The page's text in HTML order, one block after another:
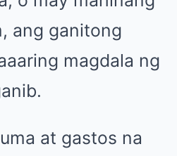
ang ganitong
magdala ng
at gastos na